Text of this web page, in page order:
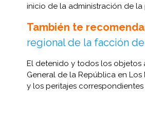
inicio de la administración de
También te
regional de la facción del
El detenido y todos los objetos
General de la República en
y los peritajes